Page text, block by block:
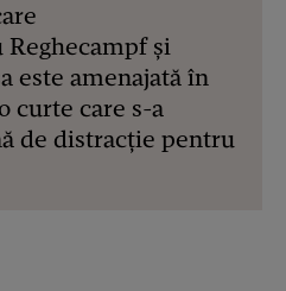
și
este amenajată în
curte care s-a
de distracție pentru